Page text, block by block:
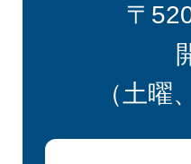
〒
（土